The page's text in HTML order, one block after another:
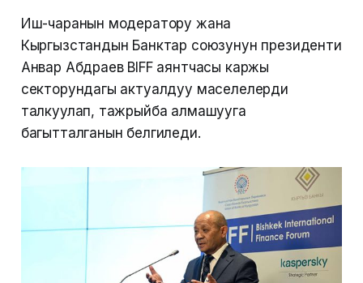
Иш-чаранын модератору жана
Кыргызстандын Банктар союзунун президенти
Анвар Абдраев BIFF аянтчасы каржы
секторундагы актуалдуу маселелерди
талкуулап, тажрыйба алмашууга
багытталганын белгиледи.